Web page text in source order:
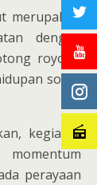
merupakan
dengan
royong
sosial
kegiatan
perayaan